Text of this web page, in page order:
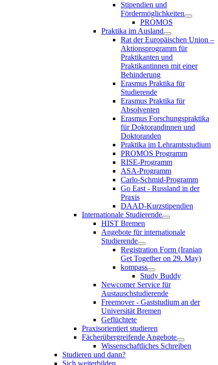
Stipendien und
Fördermöglichkeiten
PROMOS
Praktika im Ausland
Rat der Europäischen Union –
Aktionsprogramm für
Praktikanten und
Praktikantinnen mit einer
Behinderung
Erasmus Praktika für
Studierende
Erasmus Praktika für
Absolventen
Erasmus Forschungspraktika
für Doktorandinnen und
Doktoranden
Praktika im Lehramtsstudium
PROMOS Programm
RISE-Programm
ASA-Programm
Carlo-Schmid-Programm
Go East - Russland in der
Praxis
DAAD-Kurzstipendien
Internationale Studierende
HIST Bremen
Angebote für internationale
Studierende
Registration Form (Iranian
Get Together on 29. May)
kompass
Study Buddy
Newcomer Service für
Austauschstudierende
Freemover - Gaststudium an der
Universität Bremen
Geflüchtete
Praxisorientiert studieren
Fächerübergreifende Angebote
Wissenschaftliches Schreiben
Studieren und dann?
Sich weiterbilden